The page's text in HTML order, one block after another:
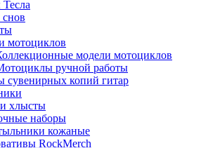
мотоциклов
модели мотоциклов
ручной работы
сувенирных копий гитар
хлысты
наборы
кожаные
RockMerch